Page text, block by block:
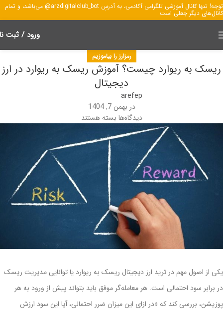
توجه! تنها کانال آموزشی تلگرامی آکادمی، به آدرسِ arzdigitalclub_bot@ می‌باشد، و تمام
کانال‌های دیگر جعلی است
ورود / ثبت
رمزارز را بیاموزیم
ریسک به ریوارد چیست؟ آموزش ریسک به ریوارد در ارز
دیجیتال
arefep
در بهمن 7, 1404
دیدگاه‌ها بسته هستند
یکی از اصول مهم در ترید ارز دیجیتال ریسک به ریوارد یا توانایی مدیریت ریسک
در برابر سود احتمالی است. هر معامله‌گر موفق باید بتواند پیش از ورود به هر
پوزیشن، بررسی کند که «در ازای این میزان ضرر احتمالی، آیا این سود ارزش